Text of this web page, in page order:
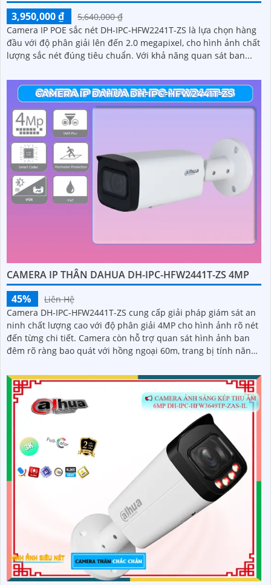
3,950,000 ₫
5,640,000 ₫
Camera IP POE sắc nét DH-IPC-HFW2241T-ZS là lựa chọn hàng
đầu với độ phân giải lên đến 2.0 megapixel, cho hình ảnh chất
lượng sắc nét đúng tiêu chuẩn. Với khả năng quan sát ban...
CAMERA IP THÂN DAHUA DH-IPC-HFW2441T-ZS 4MP
45%
Liên Hệ
Camera DH-IPC-HFW2441T-ZS cung cấp giải pháp giám sát an
ninh chất lượng cao với độ phân giải 4MP cho hình ảnh rõ nét
đến từng chi tiết. Camera còn hỗ trợ quan sát hình ảnh ban
đêm rõ ràng bao quát với hồng ngoại 60m, trang bị tính năng
tiện